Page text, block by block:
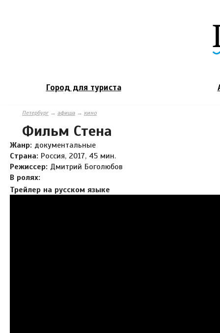
Город для туриста
Петербург→ афиша → кино
Фильм Стена
Жанр: документальные
Страна: Россия, 2017, 45 мин.
Режиссер: Дмитрий Боголюбов
В ролях:
Трейлер на русском языке